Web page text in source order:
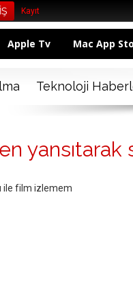
Kayıt
Apple Tv Mac App
Teknoloji
yansıtarak
ile film izlemem